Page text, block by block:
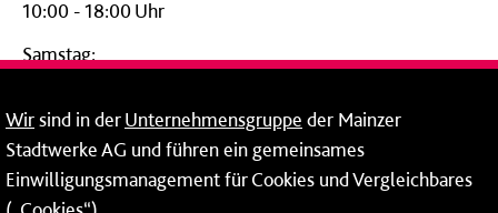
10:00 - 18:00 Uhr
Samstag:
24-Stunden-Telefon*
06131 – 12 77 77
Wirsind in derUnternehmensgruppe der Mainzer
Stadtwerke AG und führen ein gemeinsames
Einwilligungsmanagement für Cookies und Vergleichbares